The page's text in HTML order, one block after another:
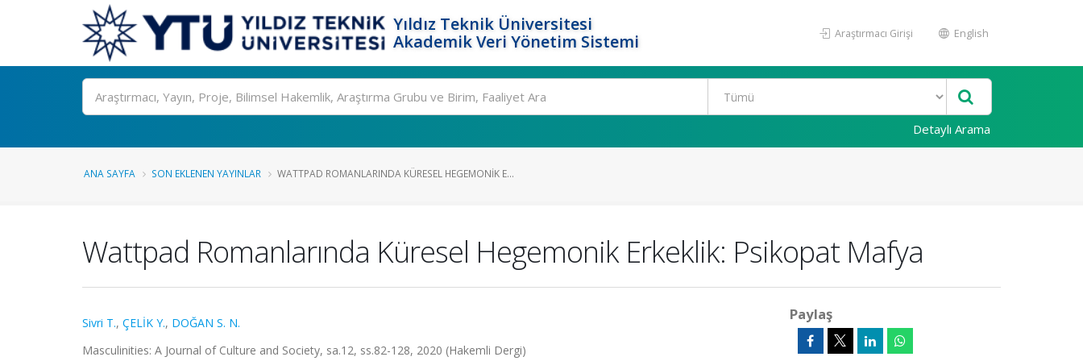
Yıldız Teknik Üniversitesi
Akademik Veri Yönetim Sistemi
Araştırmacı Girişi English
Ara
Detaylı Arama
ANA SAYFA SON EKLENEN YAYINLAR WATTPAD ROMANLARINDA KÜRESEL HEGEMONIK E...
Wattpad Romanlarında Küresel Hegemonik Erkeklik: Psikopat Mafya
Sivri T., ÇELİK Y., DOĞAN S. N.
Masculinities: A Journal of Culture and Society, sa.12, ss.82-128, 2020 (Hakemli Dergi)
Paylaş